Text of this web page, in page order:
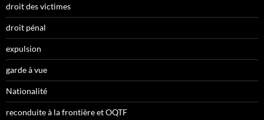
droit des victimes
droit pénal
expulsion
garde à vue
Nationalité
reconduite à la frontière et OQTF